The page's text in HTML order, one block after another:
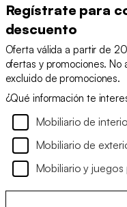
Regístrate para
descuento
Oferta válida a partir de
ofertas y promociones.
excluido de promociones.
¿Qué información te
Mobiliario de
Mobiliario de
Mobiliario y juegos